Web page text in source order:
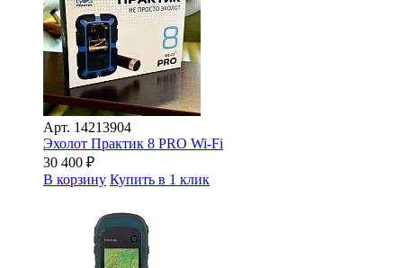
Арт. 14213904
Эхолот Практик 8 PRO Wi-Fi
30 400 ₽
В корзину Купить в 1 клик